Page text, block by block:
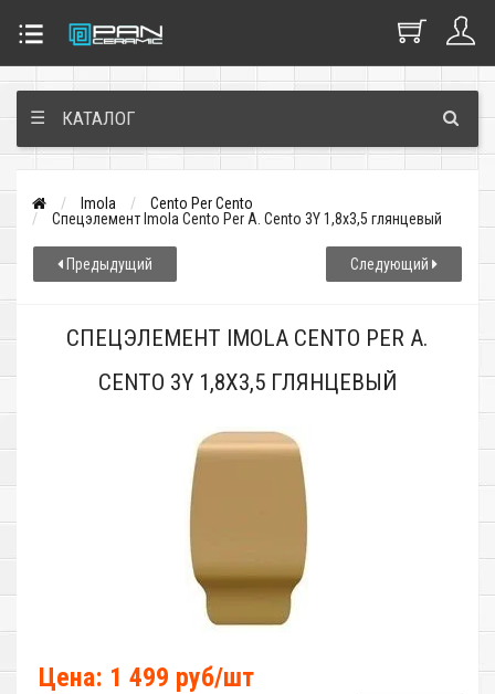
☰ КАТАЛОГ
Imola
Cento Per Cento
Спецэлемент Imola Cento Per A. Cento 3Y 1,8x3,5 глянцевый
Предыдущий Следующий
СПЕЦЭЛЕМЕНТ IMOLA CENTO PER A.
CENTO 3Y 1,8X3,5 ГЛЯНЦЕВЫЙ
Цена: 1 499 руб/шт